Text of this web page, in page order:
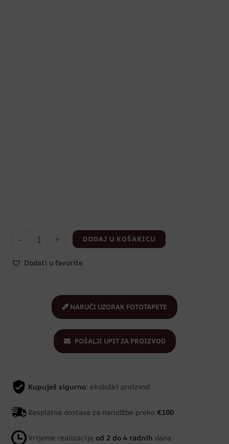
- + DODAJ U KOŠARICU
Dodati u favorite
NARUČI UZORAK FOTOTAPETE
POŠALJI UPIT ZA PROIZVOD
Kupuješ sigurno: ekološki proizvod
Besplatna dostava za narudžbe preko€100
Vrijeme realizacije od 2 do 4 radnih dana